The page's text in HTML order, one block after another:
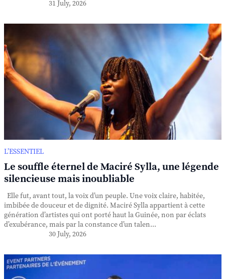
31 July, 2026
L’ESSENTIEL
Le souffle éternel de Maciré Sylla, une légende
silencieuse mais inoubliable
Elle fut, avant tout, la voix d’un peuple. Une voix claire, habitée,
imbibée de douceur et de dignité. Maciré Sylla appartient à cette
génération d’artistes qui ont porté haut la Guinée, non par éclats
d’exubérance, mais par la constance d’un talen...
30 July, 2026